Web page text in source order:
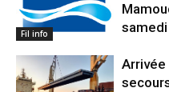
Fil info
Arrivée